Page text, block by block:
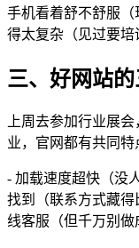
手机看着舒不舒服（
得太复杂（见过要培
三、好网站
上周去参加行业展
业，官网都有共同特
- 加载速度超快（没
找到（联系方式藏
线客服（但千万别做